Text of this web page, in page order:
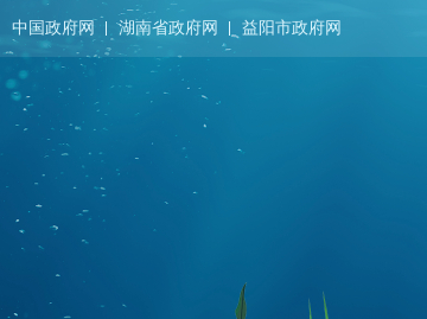
中国政府网 湖南省政府网 益阳市政府网